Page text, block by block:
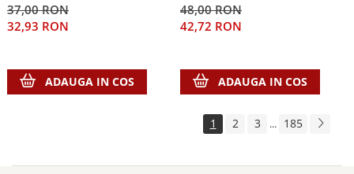
37,00 RON
32,93 RON
ADAUGA IN COS
48,00 RON
42,72 RON
ADAUGA IN COS
1 2 3 ... 185